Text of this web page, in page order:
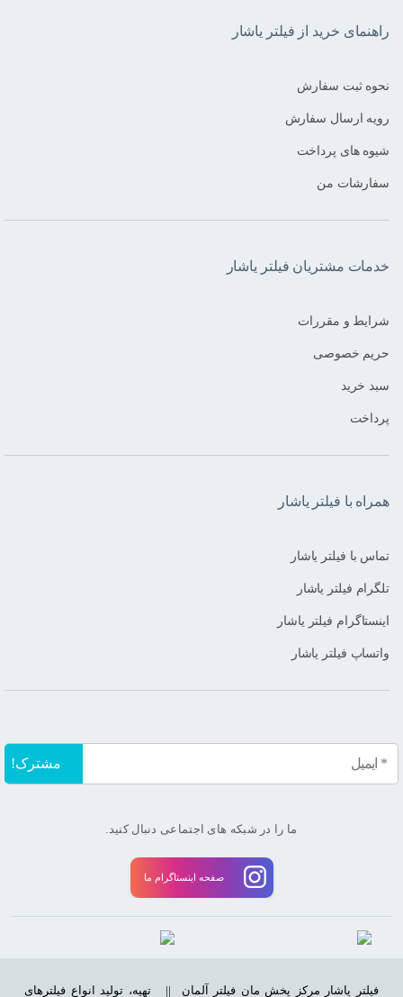
راهنمای خرید از فیلتر یاشار
نحوه ثبت سفارش
رویه ارسال سفارش
شیوه های پرداخت
سفارشات من
خدمات مشتریان فیلتر یاشار
شرایط و مقررات
حریم خصوصی
سبد خرید
پرداخت
همراه با فیلتر یاشار
تماس با فیلتر یاشار
تلگرام فیلتر یاشار
اینستاگرام فیلتر یاشار
واتساپ فیلتر یاشار
ما را در شبکه های اجتماعی دنبال کنید.
صفحه اینستاگرام ما
فیلتر یاشار مرکز پخش مان فیلتر آلمان ||تهیه، تولید انواع فیلترهای